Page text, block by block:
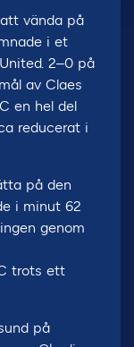
vända på
i et
2–0 på
av Claes
en hel del
reducerat i
på den
i minut 62
genom
trots ett
på